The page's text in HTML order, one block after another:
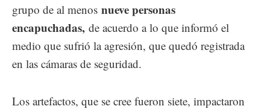
grupo de al menos nueve personas
encapuchadas, de acuerdo a lo que informó el
medio que sufrió la agresión, que quedó registrada
en las cámaras de seguridad.
Los artefactos, que se cree fueron siete, impactaron